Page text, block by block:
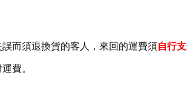
而須退換貨的客人，來回的運費須自行
費。